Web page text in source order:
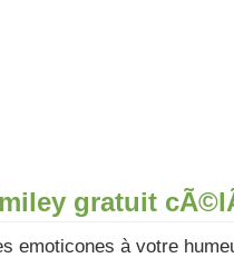
gratuit
emoticones à votre